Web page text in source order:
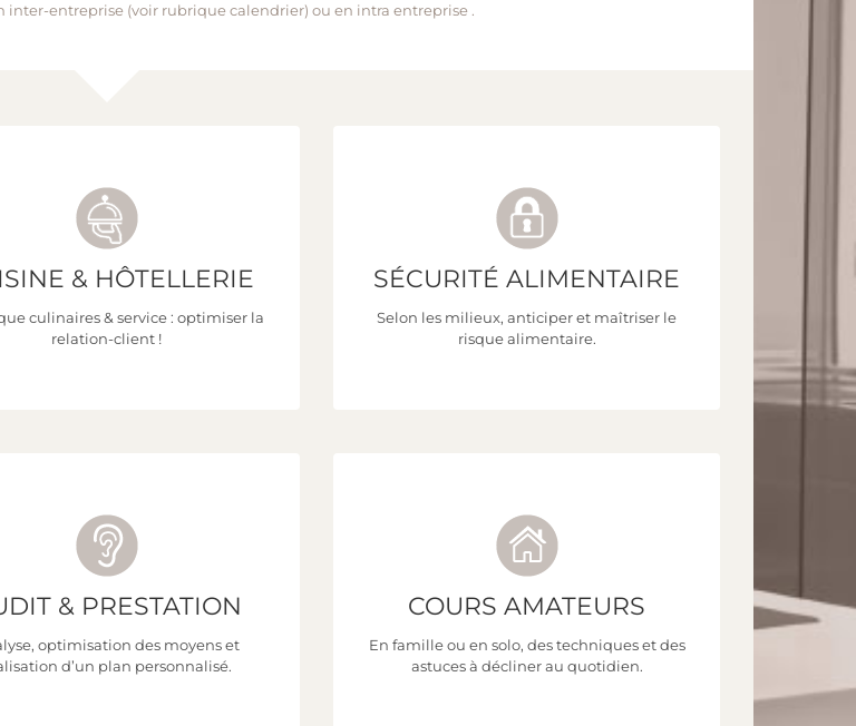
inter-entreprise (voir rubrique calendrier) ou en intra entreprise .
& HÔTELLERIE
culinaires & service : optimiser la
relation-client !
toutes nos formations ! SÉCURITÉ ALIMENTAIRE
Selon les milieux, anticiper et maîtriser le
risque alimentaire.
Découvrez toutes nos formations !
& PRESTATION
optimisation des moyens et
d’un plan personnalisé.
toutes nos formations ! COURS AMATEURS
En famille ou en solo, des techniques et des
astuces à décliner au quotidien.
Découvrez toutes nos formations !